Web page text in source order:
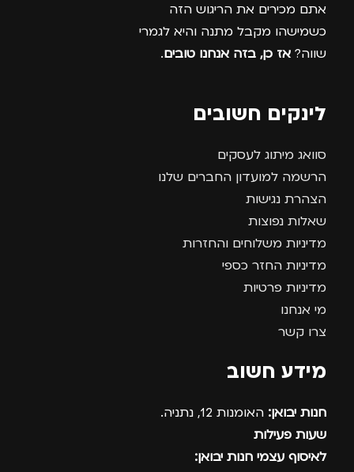
אתם מכירים את הריגוש הזה
כשמישהו מקבל מתנה והיא לגמרי
שווה? אז כן, בזה אנחנו טובים.
לינקים חשובים
סוואג מיתוג לעסקים
הרשמה למועדון החברים שלנו
הצהרת נגישות
שאלות נפוצות
מדיניות משלוחים והחזרות
מדיניות החזר כספי
מדיניות פרטיות
מי אנחנו
צרו קשר
מידע חשוב
חנות יבואן: האומנות 12, נתניה.
שעות פעילות
לאיסוף עצמי חנות יבואן: